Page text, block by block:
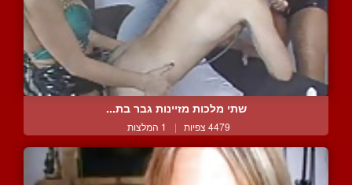
שתי מלכות מזיינות גבר בת...
4479 צפיות | 1 המלצות